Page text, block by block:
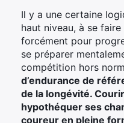
Il y a une certaine
haut niveau, à se faire
forcément pour
se préparer
compétition hors
d’endurance de
de la longévité.
hypothéquer ses
coureur en pleine